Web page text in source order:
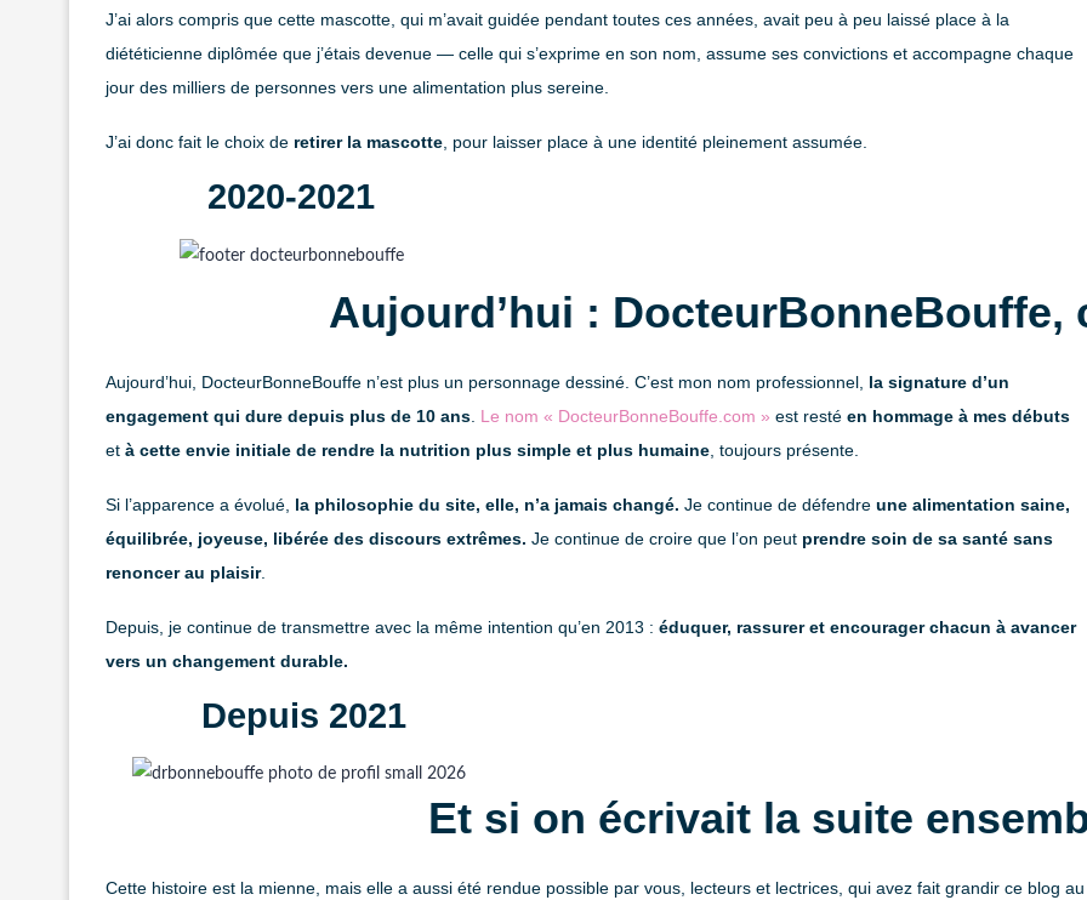
J’ai alors compris que cette mascotte, qui m’avait guidée pendant toutes ces années, avait peu à peu laissé place à la
diététicienne diplômée que j’étais devenue — celle qui s’exprime en son nom, assume ses convictions et accompagne chaque
jour des milliers de personnes vers une alimentation plus sereine.
J’ai donc fait le choix de retirer la mascotte, pour laisser place à une identité pleinement assumée.
2020-2021
Aujourd’hui : DocteurBonneBouffe,
Aujourd’hui, DocteurBonneBouffe n’est plus un personnage dessiné. C’est mon nom professionnel, la signature d’un
engagement qui dure depuis plus de 10 ans Le nom « DocteurBonneBouffe.com » est resté en hommage à mes débuts
et à cette envie initiale de rendre la nutrition plus simple et plus humaine , toujours présente.
Si l’apparence a évolué, la philosophie du site, elle, n’a jamais changé. Je continue de défendre une alimentation saine,
équilibrée, joyeuse, libérée des discours extrêmes. Je continue de croire que l’on peut prendre soin de sa santé sans
renoncer au plaisir.
Depuis, je continue de transmettre avec la même intention qu’en 2013 : éduquer, rassurer et encourager chacun à avancer
vers un changement durable.
Depuis 2021
Et si on écrivait la suite
Cette histoire est la mienne, mais elle a aussi été rendue possible par vous, lecteurs et lectrices, qui avez fait grandir ce blog